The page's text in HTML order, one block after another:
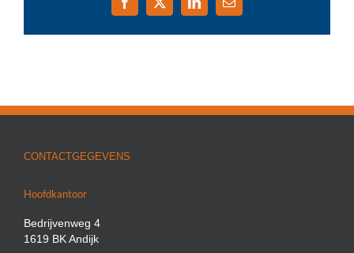
Facebook
X LinkedIn
E-
CONTACTGEGEVENS
Hoofdkantoor
Bedrijvenweg 4
1619 BK Andijk